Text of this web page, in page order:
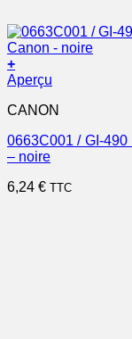
+
Aperçu
CANON
0663C001 / GI-490
– noire
6,24 € TTC